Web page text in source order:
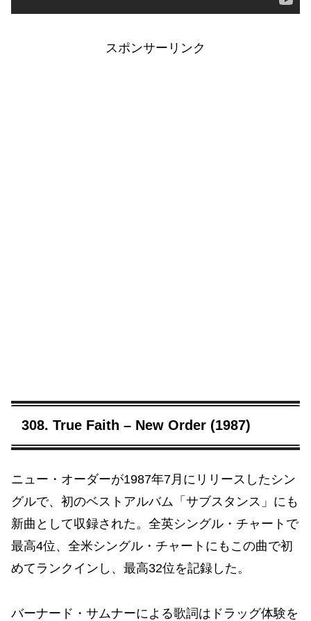
スポンサーリンク
308. True Faith – New Order (1987)
ニュー・オーダーが1987年7月にリリースしたシン
グルで、初のベストアルバム「サブスタンス」にも
新曲として収録された。全英シングル・チャートで
最高4位、全米シングル・チャートにもこの曲で初
めてランクインし、最高32位を記録した。
バーナード・サムナーによる歌詞はドラッグ体験を